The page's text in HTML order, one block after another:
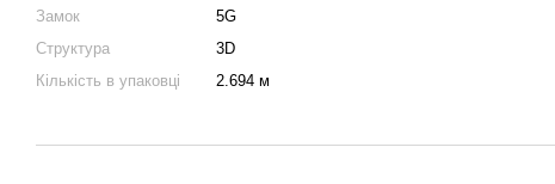
Замок
5G
Структура
3D
Кількість в упаковці
2.694 м